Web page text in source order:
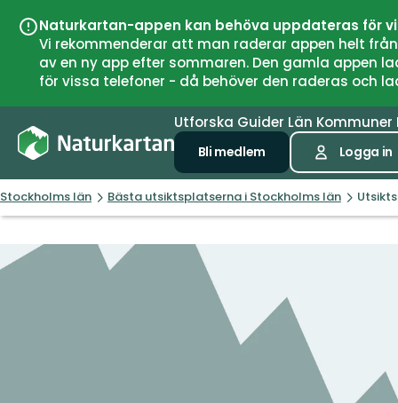
Naturkartan-appen kan behöva uppdateras för
Vi rekommenderar att man raderar appen helt
av en ny app efter sommaren. Den gamla
för vissa telefoner - då behöver den raderas och
Utforska Guider Län Kommuner
Bli medlem Logga in
Stockholms län Bästa utsiktsplatserna i Stockholms län